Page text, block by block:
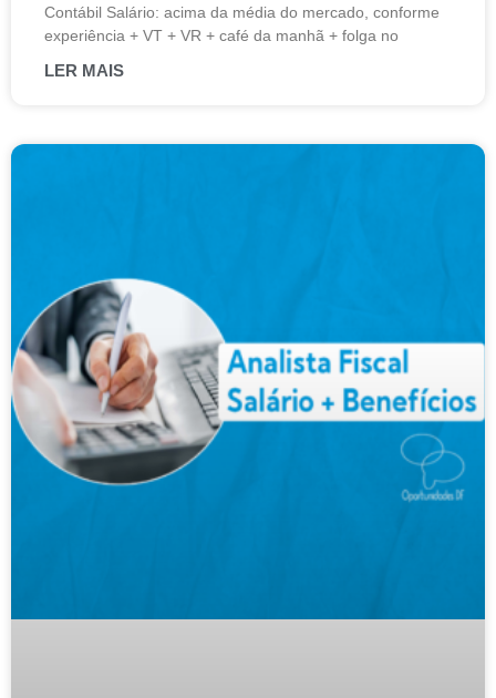
Contábil Salário: acima da média do mercado, conforme
experiência + VT + VR + café da manhã + folga no
LER MAIS